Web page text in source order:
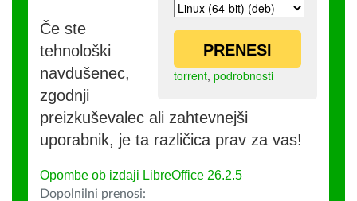
PRENESI
torrent, podrobnosti
Če ste
tehnološki
navdušenec,
zgodnji
preizkuševalec ali zahtevnejši
uporabnik, je ta različica prav za vas!
Opombe ob izdaji LibreOffice 26.2.5
Dopolnilni prenosi: